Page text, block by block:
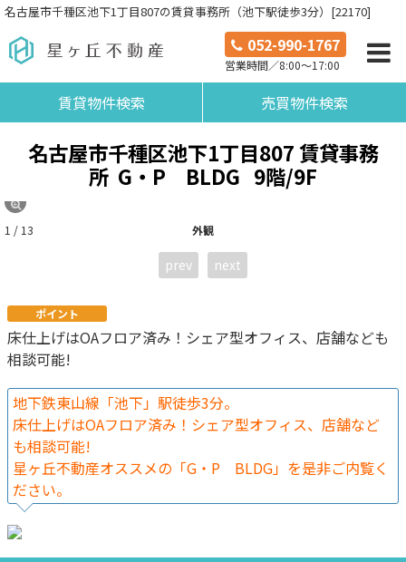
名古屋市千種区池下1丁目807の賃貸事務所（池下駅徒歩3分）[22170]
052-990-1767
営業時間／8:00～17:00
賃貸物件検索 売買物件検索
名古屋市千種区池下1丁目807 賃貸事務
所 G・P BLDG 9階/9F
外観
1 / 13
prev next
ポイント
床仕上げはOAフロア済み！シェア型オフィス、店舗なども
相談可能!
地下鉄東山線「池下」駅徒歩3分。
床仕上げはOAフロア済み！シェア型オフィス、店舗など
も相談可能!
星ヶ丘不動産オススメの「G・P BLDG」を是非ご内覧く
ださい。